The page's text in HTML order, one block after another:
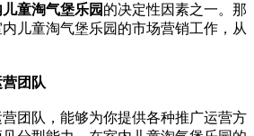
童淘气堡乐园 的决定性因素之一。那
儿童淘气堡乐园的市场营销工作，从
团队
队，能够为你提供各种推广运营方